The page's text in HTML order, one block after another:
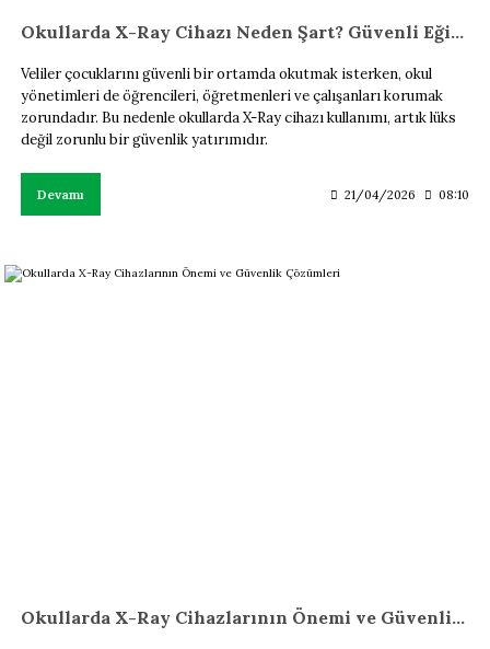
Okullarda X-Ray Cihazı Neden Şart? Güvenli Eğitim Alanı
Veliler çocuklarını güvenli bir ortamda okutmak isterken, okul
yönetimleri de öğrencileri, öğretmenleri ve çalışanları korumak
zorundadır. Bu nedenle okullarda X-Ray cihazı kullanımı, artık lüks
değil zorunlu bir güvenlik yatırımıdır.
Devamı 21/04/2026 08:10
Okullarda X-Ray Cihazlarının Önemi ve Güvenlik Çözümleri